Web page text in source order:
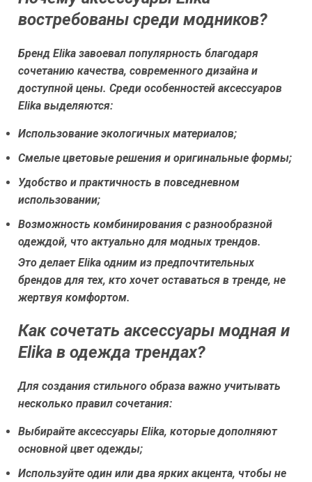
востребованы среди модников?
Бренд Elika завоевал популярность благодаря
сочетанию качества, современного дизайна и
доступной цены. Среди особенностей аксессуаров
Elika выделяются:
Использование экологичных материалов;
Смелые цветовые решения и оригинальные формы;
Удобство и практичность в повседневном
использовании;
Возможность комбинирования с разнообразной
одеждой, что актуально для модных трендов.
Это делает Elika одним из предпочтительных
брендов для тех, кто хочет оставаться в тренде, не
жертвуя комфортом.
Как сочетать аксессуары модная и
Elika в одежда трендах?
Для создания стильного образа важно учитывать
несколько правил сочетания:
Выбирайте аксессуары Elika, которые дополняют
основной цвет одежды;
Используйте один или два ярких акцента, чтобы не